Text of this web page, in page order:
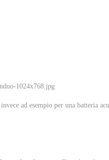
ad esempio per una batteria